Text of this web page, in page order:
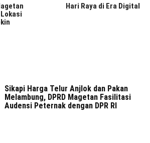
Hari Raya di Era Digital
Sikapi Harga Telur Anjlok dan Pakan
Melambung, DPRD Magetan Fasilitasi
Audensi Peternak dengan DPR RI